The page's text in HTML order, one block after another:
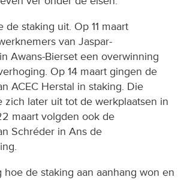
de staking uit. Op 11 maart
van Jaspar-
Awans-Bierset een overwinning
Op 14 maart gingen de
ACEC Herstal in staking. Die
zich later uit tot de werkplaatsen in
maart volgden ook de
Schréder in Ans de
hoe de staking aan aanhang won en